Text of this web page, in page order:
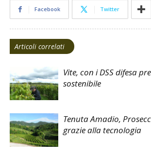
Facebook Twitter
Articoli correlati
Vite, con i DSS difesa
sostenibile
Tenuta Amadio,
grazie alla tecnologia